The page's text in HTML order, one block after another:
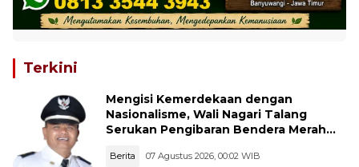
Terkini
Mengisi Kemerdekaan dengan
Nasionalisme, Wali Nagari Talang
Serukan Pengibaran Bendera Merah
Berita 07 Agustus 2026, 00:02 WIB